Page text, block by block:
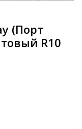
(Порт
R10